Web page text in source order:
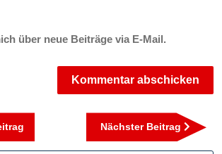
über neue Beiträge via E-Mail.
Beitrag
Nächster Beitrag